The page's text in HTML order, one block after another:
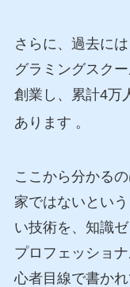
さらに、過去に
グラミングスク
創業し、累計4万
あります 。
ここから分かる
家ではないとい
い技術を、知識
プロフェッショ
心者目線で書か